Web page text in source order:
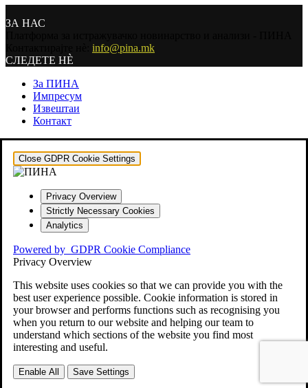
ЗА НАС
info@pina.mk
СЛЕДЕТЕ НЀ
За ПИНА
Импресум
Извештаи
Контакт
Close GDPR Cookie Settings
Privacy Overview
Strictly Necessary Cookies
Analytics
Powered by GDPR Cookie Compliance
Privacy Overview
This website uses cookies so that we can provide you with the
best user experience possible. Cookie information is stored in
your browser and performs functions such as recognising you
when you return to our website and helping our team to
understand which sections of the website you find most
interesting and useful.
Enable All Save Settings